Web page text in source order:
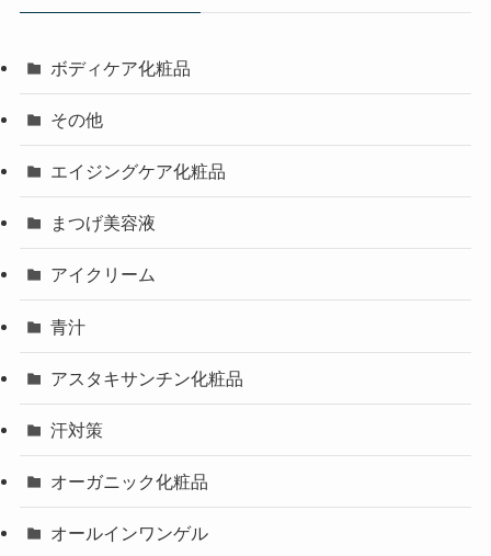
ボディケア化粧品
その他
エイジングケア化粧品
まつげ美容液
アイクリーム
青汁
アスタキサンチン化粧品
汗対策
オーガニック化粧品
オールインワンゲル